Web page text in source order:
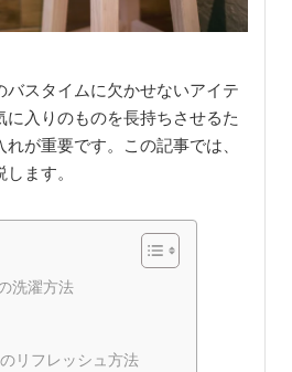
バスタイムに欠かせないアイテ
に入りのものを長持ちさせるた
が重要です。この記事では、
ます。
洗濯方法
リフレッシュ方法